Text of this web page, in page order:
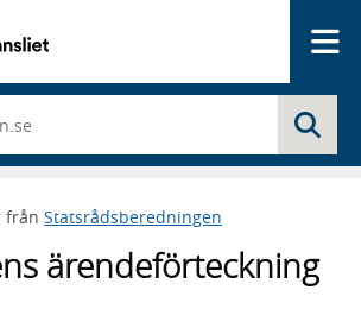
från Statsrådsberedningen
ärendeförteckning